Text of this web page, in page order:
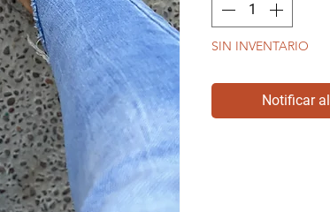
SIN INVENTARIO
Notificar